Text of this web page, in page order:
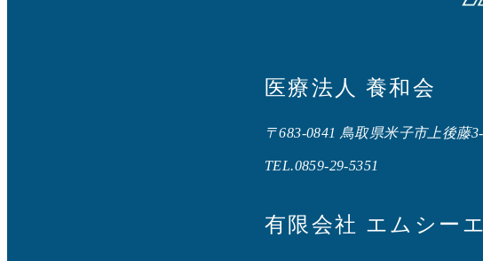
医療法人 養和会
〒683-0841 鳥取県米子市上後藤
TEL.0859-29-5351
有限会社 エムシー